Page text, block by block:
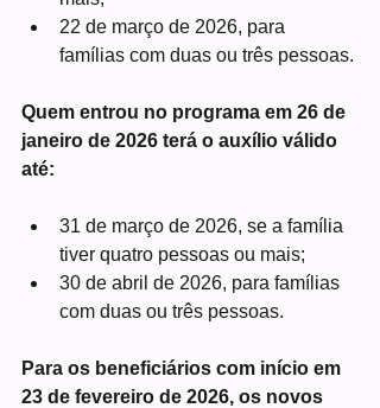
22 de março de 2026, para
famílias com duas ou três pessoas.
Quem entrou no programa em 26 de
janeiro de 2026 terá o auxílio válido
até:
31 de março de 2026, se a família
tiver quatro pessoas ou mais;
30 de abril de 2026, para famílias
com duas ou três pessoas.
Para os beneficiários com início em
23 de fevereiro de 2026, os novos